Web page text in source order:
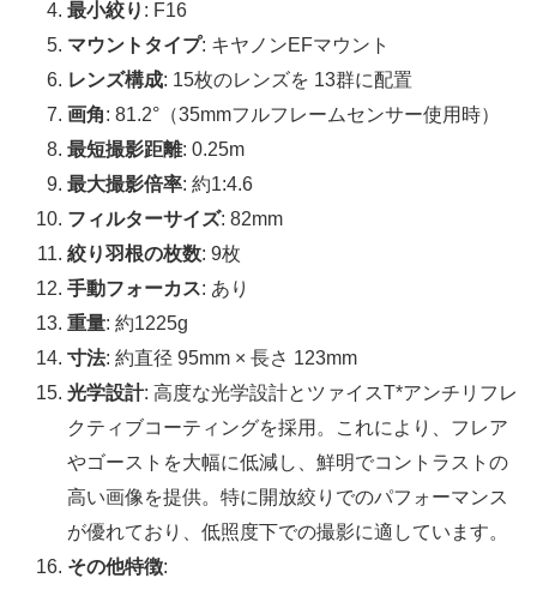
最小絞り : F16
マウントタイプ: キヤノンEFマウント
レンズ構成: 15枚のレンズを 13群に配置
画角: 81.2°（35mmフルフレームセンサー使用時）
最短撮影距離: 0.25m
最大撮影倍率: 約1:4.6
フィルターサイズ: 82mm
絞り羽根の枚数: 9枚
手動フォーカス: あり
重量: 約1225g
寸法: 約直径 95mm × 長さ 123mm
光学設計: 高度な光学設計とツァイスT*アンチリフレ
クティブコーティングを採用。これにより、フレア
やゴーストを大幅に低減し、鮮明でコントラストの
高い画像を提供。特に開放絞りでのパフォーマンス
が優れており、低照度下での撮影に適しています。
その他特徴: